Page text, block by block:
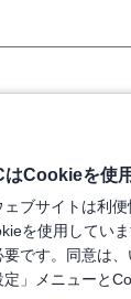
はCookieを使
ェブサイトは利
を使用してい
要です。同意は
定」メニューと